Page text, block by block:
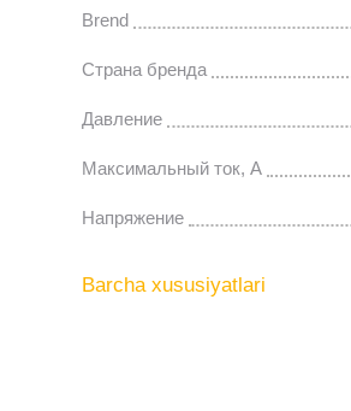
Brend
Страна бренда
Давление
Максимальный ток, А
Напряжение
Barcha xususiyatlari